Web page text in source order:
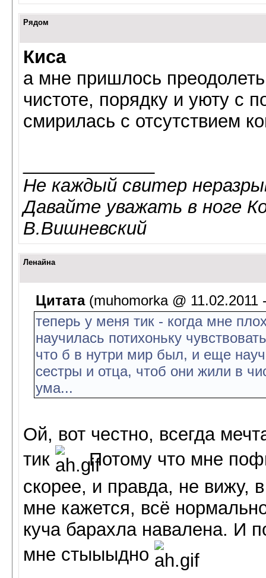
Рядом
Киса
а мне пришлось
чистоте, порядку и уюту с
смирилась с отсутствием
Не каждый свитер
Давайте уважать в ноге
В.Вишневский
Ленайна
Цитата(muhomorka @ 11.02.2011
теперь у меня тик - когда мне
научилась потихоньку
что б в нутри мир был, и еще
сестры и отца, чтоб они жили в
ума...
Ой, вот честно, всегда
тик
Потому что мне
скорее, и правда, не вижу,
мне кажется, всё
куча барахла навалена. И
мне стыыыдно